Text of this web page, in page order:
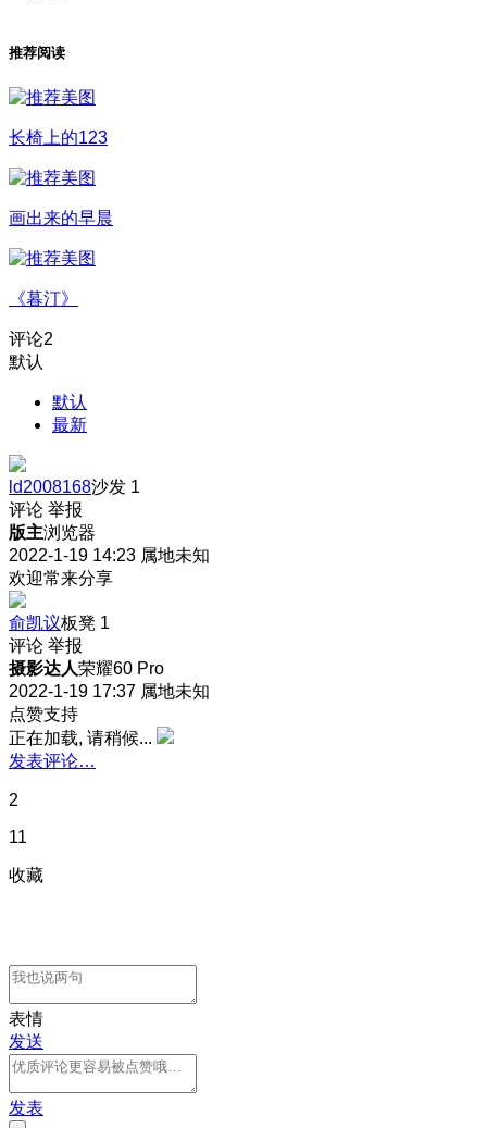
推荐阅读
长椅上的123
画出来的早晨
《暮汀》
评论2
默认
默认
最新
ld2008168沙发 1
评论 举报
版主浏览器
2022-1-19 14:23 属地未知
欢迎常来分享
俞凯议板凳 1
评论 举报
摄影达人荣耀60 Pro
2022-1-19 17:37 属地未知
点赞支持
正在加载, 请稍候...
发表评论…
2
11
收藏
表情
发送
发表